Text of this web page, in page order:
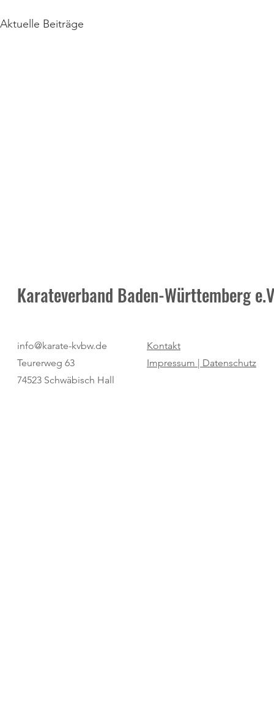
Aktuelle Beiträge
Pure Dominanz: Birtat MTV
Ludwigsburg zum zweiten Mal
Champion
für den SV
Karateverband Baden-Württemberg
info@karate-kvbw.de
Teurerweg 63
74523 Schwäbisch Hall
Kontakt
Impressum | Datenschutz